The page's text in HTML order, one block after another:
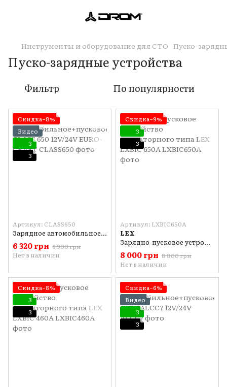
Инструменты и оборудование для СТО Пуско-
Пуско-зарядные устройства
Фильтр По популярности
Скидка−8%
Видео
3
3
Артикул: CLASS650
Зарядное автомобильное+пусковое CLASS 650 12V/24V EURO-CRAFT
6 320 грн 6 900 грн
Нет в наличии
Скидка−9%
3
3
Артикул: LXBIC650A
LEX
Зарядно-пусковое устройство инверторного типа LEX LXBIC 650A
8 000 грн 8 800 грн
Нет в наличии
Скидка−8%
3
3
Скидка−6%
Видео
3
3